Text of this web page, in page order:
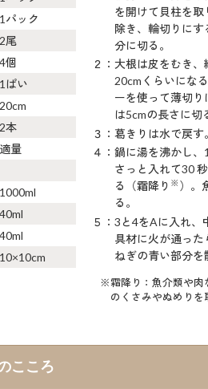
1パック
2尾
4個
1ぱい
20cm
2本
適量
1000ml
40ml
40ml
10×10cm
を開けて貝柱を取
除き、輪切りに
分に切る。
２：大根は皮をむき
20cmくらいにな
ーを使って薄切
は5cmの長さに切
３：葛きりは水で戻す。
４：鍋に湯を沸かし
さっと入れて30
る（霜降り ※ ）。
る。
５：3と4をAに入れ、
具材に火が通っ
ねぎの青い部分を
※霜降り：魚介類や肉
のくさみやぬめりを
こころ